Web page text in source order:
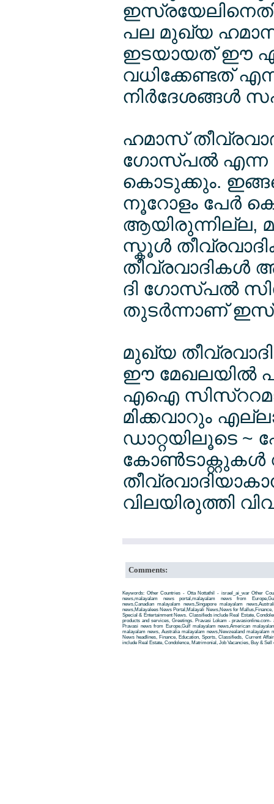
പല മുഖ്യ ഹമാസ്
ഇടയായത് ഈ
വധിക്കേണ്ടത്
നിര്‍ദേശങ്ങള്‍
ഹമാസ്
ഗോസ്പല്‍ എന്ന
കൊടുക്കും.
നൂറോളം പേര്‍
ആയിരുന്നില്ല,
സ്കൂള്‍
തീവ്രവാദികള്‍
ദി ഗോസ്പല്‍
തുടര്‍ന്നാണ്
മുഖ്യ
ഈ മേഖലയില്‍
എഐ
മിക്കവാറും
ഡാറ്റയിലൂടെ ~
വിലയിരുത്തി
Comments:
Keywords: Other Countries - Otta Nottathil - israel_ai_war Other
news,malayalam news portal,malayalam news from
news,Canadian malayalam news,Singapore malayalam
news,Malayalees News Portal,Malayali News,News for
Special & Entertainment News. Classifieds include Real Estate,
products and services, Greetings. Pravasi Lokam -
Pravasi news from Europe,Gulf malayalam news,American
malayalam news, Australia malayalam news,Newzealand malayalam
News headlines, Finance, Education, Sports, Classifieds, Current
include Real Estate, Condolence, Matrimonial, Job Vacancies, Buy &